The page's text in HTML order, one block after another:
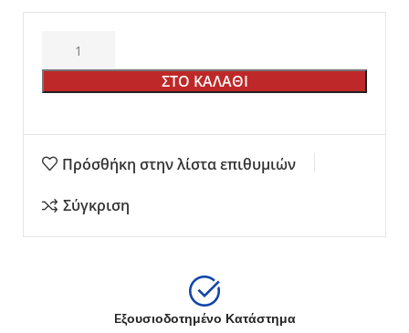
ΣΤΟ ΚΑΛΑΘΙ
Πρόσθήκη στην λίστα επιθυμιών
Σύγκριση
Eξουσιοδοτημένο Κατάστημα